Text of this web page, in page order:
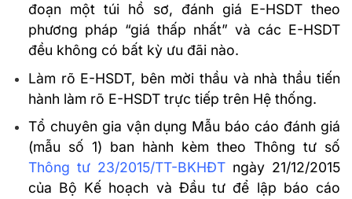
đoạn một túi hồ sơ, đánh giá E-HSDT theo
phương pháp “giá thấp nhất” và các E-HSDT
đều không có bất kỳ ưu đãi nào.
Làm rõ E-HSDT, bên mời thầu và nhà thầu tiến
hành làm rõ E-HSDT trực tiếp trên Hệ thống.
Tổ chuyên gia vận dụng Mẫu báo cáo đánh giá
(mẫu số 1) ban hành kèm theo Thông tư số
Thông tư 23/2015/TT-BKHĐTngày 21/12/2015
của Bộ Kế hoạch và Đầu tư để lập báo cáo